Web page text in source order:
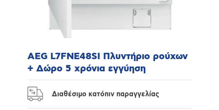
AEG L7FNE48SI Πλυντήριο ρούχων
+ Δώρο 5 χρόνια εγγύηση
Διαθέσιμο κατόπιν παραγγελίας